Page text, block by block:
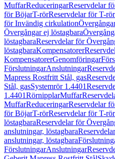
MuffarReduceringarReservdelar
för BöjarT-rörReservdelar för T-rör
för Invändig cirkulation
Övergångar ej löstagbara
löstagbaraReservdelar för
löstagbaraKompensatorer
KompensatorerGenomföringar
FörslutningarAnslutningar
Mapress Rostfritt Stål, gas
Stål, gasSystemrör 1.4401
1.4401RörnipplarMuffar
MuffarReduceringarReservdelar
för BöjarT-rörReservdelar för T-rör
löstagbaraReservdelar för
anslutningar, löstagbara
anslutningar, löstagbara
FörslutningarAnslutningar